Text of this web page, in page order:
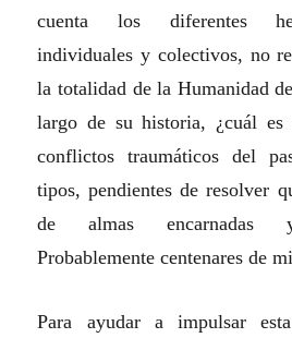
cuenta los diferentes
individuales y colectivos, no
la totalidad de la Humanidad
largo de su historia, ¿cuál
conflictos traumáticos del
tipos, pendientes de resolver
de almas encarnadas y
Probablemente centenares de
Para ayudar a impulsar